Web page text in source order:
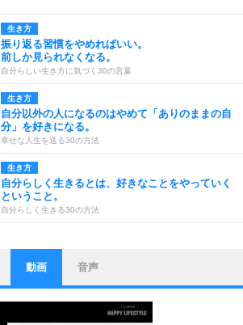
生き方
振り返る習慣をやめればいい。
前しか見られなくなる。
自分らしい生き方に気づく30の言葉
生き方
自分以外の人になるのはやめて「ありのままの自
分」を好きになる。
幸せな人生を送る30の方法
生き方
自分らしく生きるとは、好きなことをやっていく
ということ。
自分らしく生きる30の方法
ストレス対策
他人と比べない。
いっそのこと、他人を見ない。
いらいらしない人になる30の方法
動画 音声